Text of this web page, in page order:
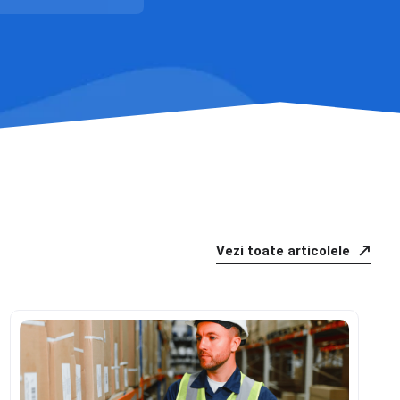
Vezi toate articolele